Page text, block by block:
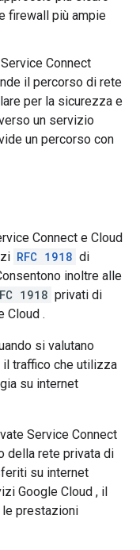
firewall più ampie
Connect
il percorso di rete
per la sicurezza e
un servizio
un percorso con
Connect e Cloud
RFC 1918 di
inoltre alle
1918 privati di
Cloud .
si valutano
traffico che utilizza
su internet
Service Connect
della rete privata di
su internet
Google Cloud , il
prestazioni